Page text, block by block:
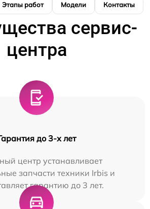
Этапы работ Модели Контакты
сервис-
центра
до 3-х лет
центр устанавливает
запчасти техники Irbis и
гарантию до 3 лет.